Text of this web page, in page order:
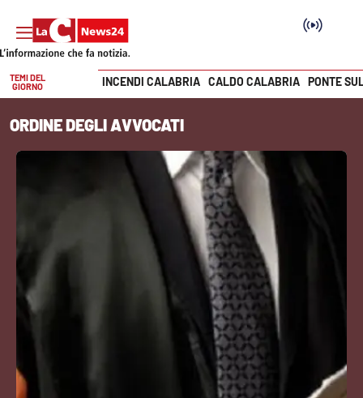
SEZIONI
Attualità
Economia e lavoro
Vai
TEMI DEL
GIORNO
INCENDI CALABRIA CALDO CALABRIA PONTE
ORDINE DEGLI AVVOCATI